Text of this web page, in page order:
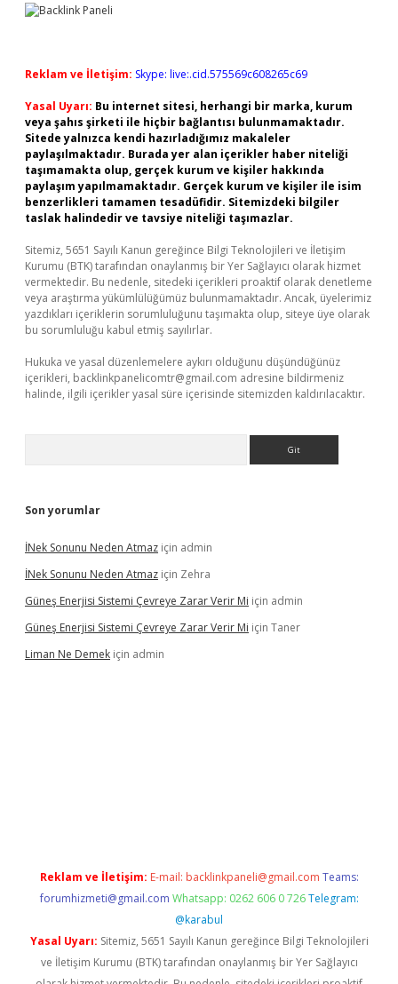
Reklam ve İletişim: Skype: live:.cid.575569c608265c69
Yasal Uyarı: Bu internet sitesi, herhangi bir marka, kurum
veya şahıs şirketi ile hiçbir bağlantısı bulunmamaktadır.
Sitede yalnızca kendi hazırladığımız makaleler
paylaşılmaktadır. Burada yer alan içerikler haber niteliği
taşımamakta olup, gerçek kurum ve kişiler hakkında
paylaşım yapılmamaktadır. Gerçek kurum ve kişiler ile isim
benzerlikleri tamamen tesadüfidir. Sitemizdeki bilgiler
taslak halindedir ve tavsiye niteliği taşımazlar.
Sitemiz, 5651 Sayılı Kanun gereğince Bilgi Teknolojileri ve İletişim
Kurumu (BTK) tarafından onaylanmış bir Yer Sağlayıcı olarak hizmet
vermektedir. Bu nedenle, sitedeki içerikleri proaktif olarak denetleme
veya araştırma yükümlülüğümüz bulunmamaktadır. Ancak, üyelerimiz
yazdıkları içeriklerin sorumluluğunu taşımakta olup, siteye üye olarak
bu sorumluluğu kabul etmiş sayılırlar.
Hukuka ve yasal düzenlemelere aykırı olduğunu düşündüğünüz
içerikleri, backlinkpanelicomtr@gmail.com adresine bildirmeniz
halinde, ilgili içerikler yasal süre içerisinde sitemizden kaldırılacaktır.
Son yorumlar
İNek Sonunu Neden Atmaz için admin
İNek Sonunu Neden Atmaz için Zehra
Güneş Enerjisi Sistemi Çevreye Zarar Verir Mi için admin
Güneş Enerjisi Sistemi Çevreye Zarar Verir Mi için Taner
Liman Ne Demek için admin
Reklam ve İletişim: E-mail: backlinkpaneli@gmail.com Teams:
forumhizmeti@gmail.com Whatsapp: 0262 606 0 726 Telegram:
@karabul
Yasal Uyarı: Sitemiz, 5651 Sayılı Kanun gereğince Bilgi Teknolojileri
ve İletişim Kurumu (BTK) tarafından onaylanmış bir Yer Sağlayıcı